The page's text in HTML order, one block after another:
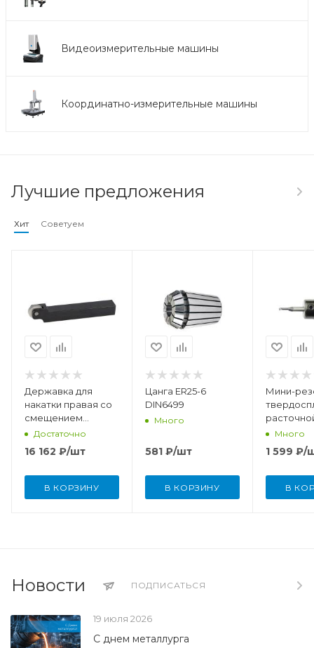
Видеоизмерительные машины
Координатно-измерительные машины
Лучшие предложения
Хит Советуем
Державка для
накатки правая со
смещением
R12x12x99-10/15
Достаточно
16 162 ₽/шт
В КОРЗИНУ
Цанга ER25-6
DIN6499
Много
581 ₽/шт
В КОРЗИНУ
Мини-
мм, R 0,1
Много
1 599 ₽/
В
Новости ПОДПИСАТЬСЯ
19 июля 2026
С днем металлурга